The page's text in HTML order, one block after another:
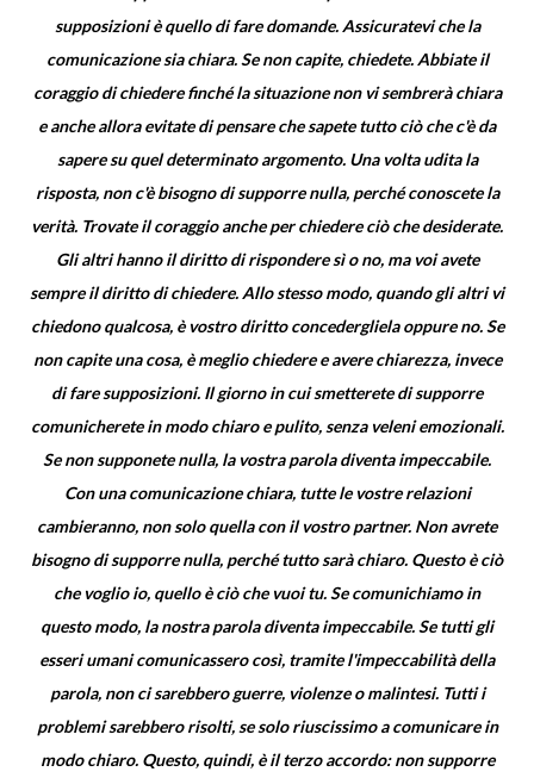
supposizioni è quello di fare domande. Assicuratevi che la
comunicazione sia chiara. Se non capite, chiedete. Abbiate il
coraggio di chiedere finché la situazione non vi sembrerà chiara
e anche allora evitate di pensare che sapete tutto ciò che c'è da
sapere su quel determinato argomento. Una volta udita la
risposta, non c'è bisogno di supporre nulla, perché conoscete la
verità. Trovate il coraggio anche per chiedere ciò che desiderate.
Gli altri hanno il diritto di rispondere sì o no, ma voi avete
sempre il diritto di chiedere. Allo stesso modo, quando gli altri vi
chiedono qualcosa, è vostro diritto concedergliela oppure no. Se
non capite una cosa, è meglio chiedere e avere chiarezza, invece
di fare supposizioni. Il giorno in cui smetterete di supporre
comunicherete in modo chiaro e pulito, senza veleni emozionali.
Se non supponete nulla, la vostra parola diventa impeccabile.
Con una comunicazione chiara, tutte le vostre relazioni
cambieranno, non solo quella con il vostro partner. Non avrete
bisogno di supporre nulla, perché tutto sarà chiaro. Questo è ciò
che voglio io, quello è ciò che vuoi tu. Se comunichiamo in
questo modo, la nostra parola diventa impeccabile. Se tutti gli
esseri umani comunicassero così, tramite l'impeccabilità della
parola, non ci sarebbero guerre, violenze o malintesi. Tutti i
problemi sarebbero risolti, se solo riuscissimo a comunicare in
modo chiaro. Questo, quindi, è il terzo accordo: non supporre